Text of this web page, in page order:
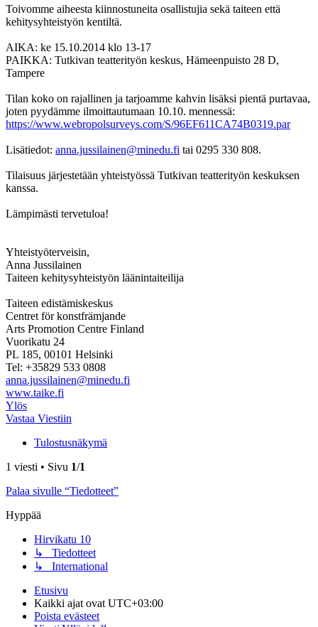
Toivomme aiheesta kiinnostuneita osallistujia sekä taiteen että
kehitysyhteistyön kentiltä.
AIKA: ke 15.10.2014 klo 13-17
PAIKKA: Tutkivan teatterityön keskus, Hämeenpuisto 28 D,
Tampere
Tilan koko on rajallinen ja tarjoamme kahvin lisäksi pientä purtavaa,
joten pyydämme ilmoittautumaan 10.10. mennessä:
https://www.webropolsurveys.com/S/96EF611CA74B0319.par
Lisätiedot: anna.jussilainen@minedu.fi tai 0295 330 808.
Tilaisuus järjestetään yhteistyössä Tutkivan teatterityön keskuksen
kanssa.
Lämpimästi tervetuloa!
Yhteistyöterveisin,
Anna Jussilainen
Taiteen kehitysyhteistyön läänintaiteilija
Taiteen edistämiskeskus
Centret för konstfrämjande
Arts Promotion Centre Finland
Vuorikatu 24
PL 185, 00101 Helsinki
Tel: +35829 533 0808
anna.jussilainen@minedu.fi
www.taike.fi
Ylös
Vastaa Viestiin
Tulostusnäkymä
1 viesti • Sivu 1/1
Palaa sivulle “Tiedotteet”
Hyppää
Hirvikatu 10
↳ Tiedotteet
↳ International
Etusivu
Kaikki ajat ovat UTC+03:00
Poista evästeet